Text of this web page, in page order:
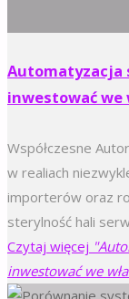
Automatyzacja
inwestować we
Współczesne
w realiach
importerów oraz
sterylność hali
Czytaj więcej
inwestować we